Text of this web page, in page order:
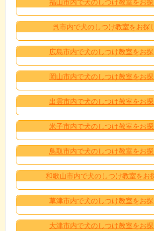
福山市内で犬のしつけ教室をお
呉市内で犬のしつけ教室をお探
広島市内で犬のしつけ教室をお
岡山市内で犬のしつけ教室をお
出雲市内で犬のしつけ教室をお
米子市内で犬のしつけ教室をお
鳥取市内で犬のしつけ教室をお
和歌山市内で犬のしつけ教室をお
草津市内で犬のしつけ教室をお
大津市内で犬のしつけ教室をお